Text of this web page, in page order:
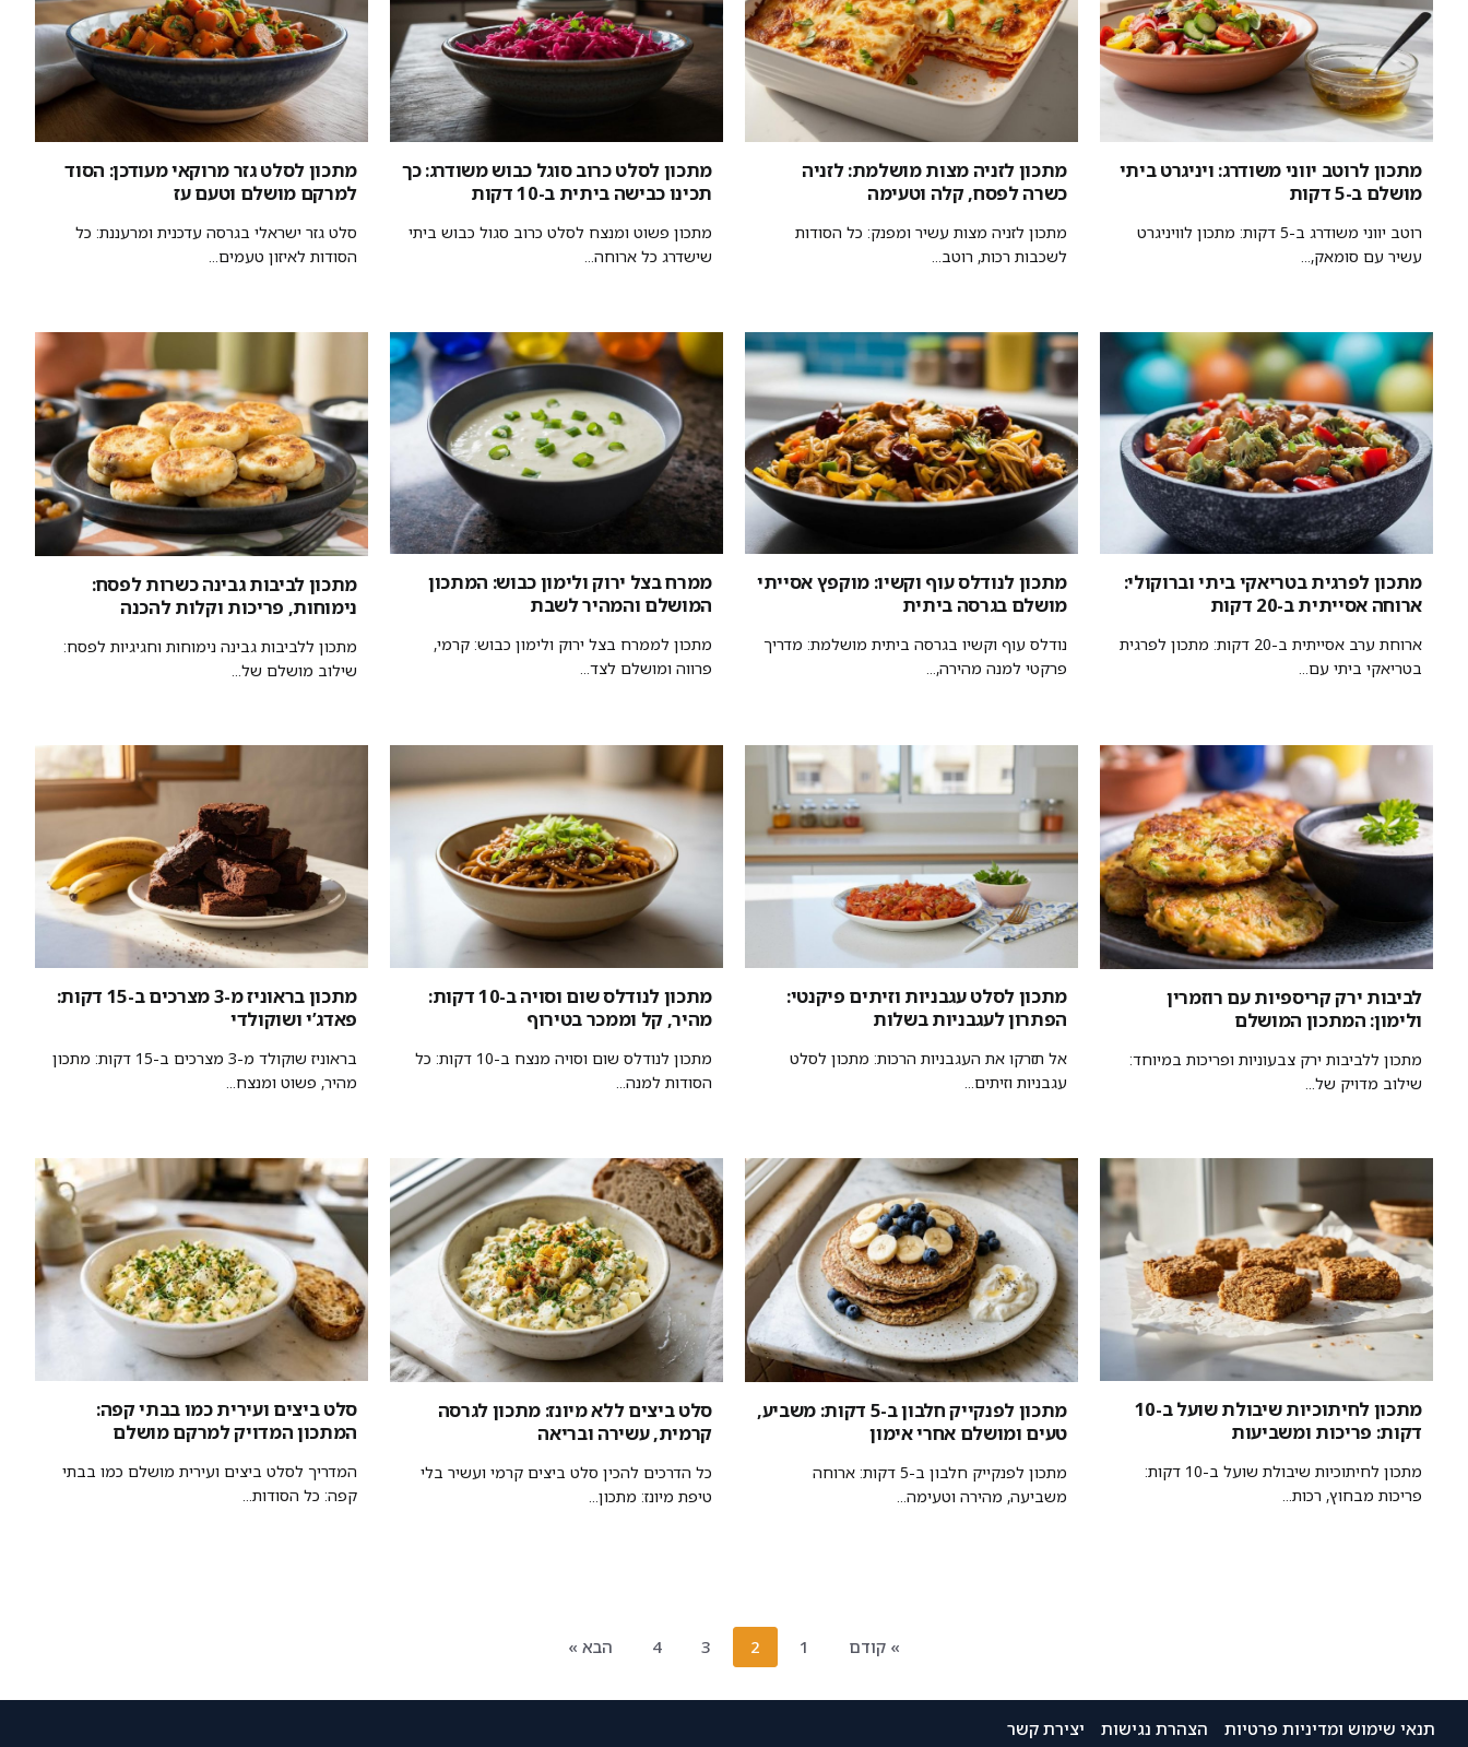
מתכון לרוטב יווני משודרג: ויניגרט ביתי
מושלם ב-5 דקות
רוטב יווני משודרג ב-5 דקות: מתכון לוויניגרט
עשיר עם סומאק,...
מתכון לזניה מצות מושלמת: לזניה
כשרה לפסח, קלה וטעימה
מתכון לזניה מצות עשיר ומפנק: כל הסודות
לשכבות רכות, רוטב...
מתכון לסלט כרוב סוגל כבוש משודרג: כך
תכינו כבישה ביתית ב-10 דקות
מתכון פשוט ומנצח לסלט כרוב סגול כבוש ביתי
שישדרג כל ארוחה...
מתכון לסלט גזר מרוקאי מעודכן: הסוד
למרקם מושלם וטעם עז
סלט גזר ישראלי בגרסה עדכנית ומרעננת: כל
הסודות לאיזון טעמים...
מתכון לפרגית בטריאקי ביתי וברוקולי:
ארוחה אסייתית ב-20 דקות
ארוחת ערב אסייתית ב-20 דקות: מתכון לפרגית
בטריאקי ביתי עם...
מתכון לנודלס עוף וקשיו: מוקפץ אסייתי
מושלם בגרסה ביתית
נודלס עוף וקשיו בגרסה ביתית מושלמת: מדריך
פרקטי למנה מהירה,...
ממרח בצל ירוק ולימון כבוש: המתכון
המושלם והמהיר לשבת
מתכון לממרח בצל ירוק ולימון כבוש: קרמי,
פרווה ומושלם לצד...
מתכון לביבות גבינה כשרות לפסח:
נימוחות, פריכות וקלות להכנה
מתכון ללביבות גבינה נימוחות וחגיגיות לפסח:
שילוב מושלם של...
לביבות ירק קריספיות עם רוזמרין
ולימון: המתכון המושלם
מתכון ללביבות ירק צבעוניות ופריכות במיוחד:
שילוב מדויק של...
מתכון לסלט עגבניות וזיתים פיקנטי:
הפתרון לעגבניות בשלות
אל תזרקו את העגבניות הרכות: מתכון לסלט
עגבניות וזיתים...
מתכון לנודלס שום וסויה ב-10 דקות:
מהיר, קל וממכר בטירוף
מתכון לנודלס שום וסויה מנצח ב-10 דקות: כל
הסודות למנה...
מתכון בראוניז מ-3 מצרכים ב-15 דקות:
פאדג’י ושוקולדי
בראוניז שוקולד מ-3 מצרכים ב-15 דקות: מתכון
מהיר, פשוט ומנצח...
מתכון לחיתוכיות שיבולת שועל ב-10
דקות: פריכות ומשביעות
מתכון לחיתוכיות שיבולת שועל ב-10 דקות:
פריכות מבחוץ, רכות...
מתכון לפנקייק חלבון ב-5 דקות: משביע,
טעים ומושלם אחרי אימון
מתכון לפנקייק חלבון ב-5 דקות: ארוחה
משביעה, מהירה וטעימה...
סלט ביצים ללא מיונז: מתכון לגרסה
קרמית, עשירה ובריאה
כל הדרכים להכין סלט ביצים קרמי ועשיר בלי
טיפת מיונז: מתכון...
סלט ביצים ועירית כמו בבתי קפה:
המתכון המדויק למרקם מושלם
המדריך לסלט ביצים ועירית מושלם כמו בבתי
קפה: כל הסודות...
» קודם 1
2
3
4 הבא »
תנאי שימוש ומדיניות פרטיות הצהרת נגישות יצירת קשר